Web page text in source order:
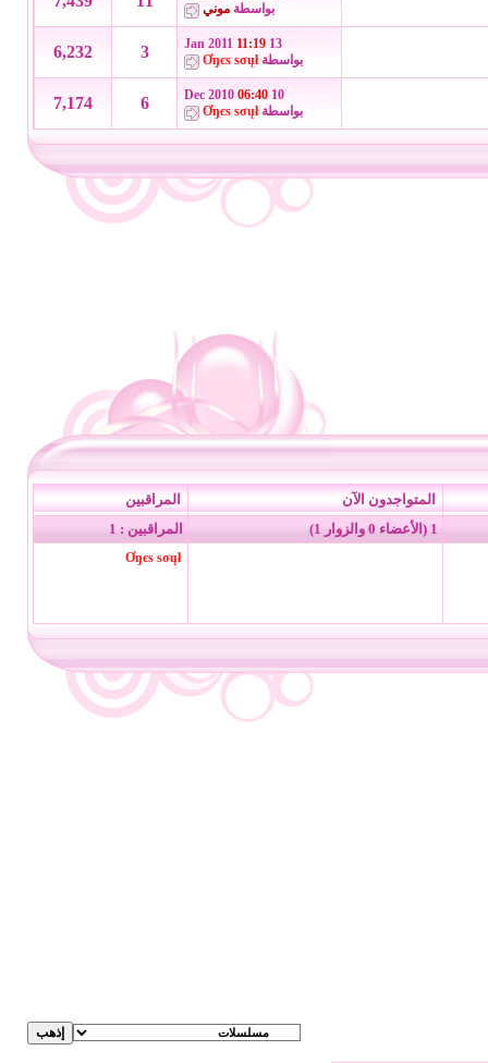
بواسطة موني
13 Jan 2011
11:19
بواسطةƠŋєѕ ѕσųł
3
6,232
10 Dec 2010
06:40
بواسطةƠŋєѕ ѕσųł
6
7,174
المتواجدون الآن
المراقبين
1 (الأعضاء 0 والزوار 1)
المراقبين : 1
Ơŋєѕ ѕσųł